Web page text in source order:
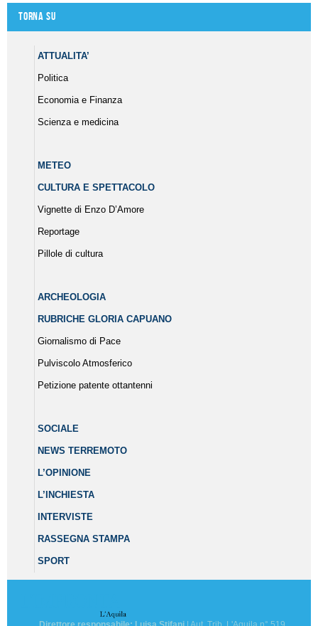
Torna su
ATTUALITA’
Politica
Economia e Finanza
Scienza e medicina
METEO
CULTURA E SPETTACOLO
Vignette di Enzo D’Amore
Reportage
Pillole di cultura
ARCHEOLOGIA
RUBRICHE GLORIA CAPUANO
Giornalismo di Pace
Pulviscolo Atmosferico
Petizione patente ottantenni
SOCIALE
NEWS TERREMOTO
L’OPINIONE
L’INCHIESTA
INTERVISTE
RASSEGNA STAMPA
SPORT